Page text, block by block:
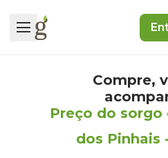
Compre,
Preço do sorgo
dos Pinhais